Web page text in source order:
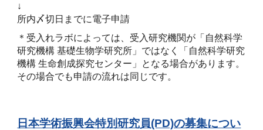
↓
所内〆切日までに電子申請
＊受入れラボによっては、受入研究機関が「自然科学
研究機構 基礎生物学研究所」ではなく「自然科学研究
機構 生命創成探究センター」となる場合があります。
その場合でも申請の流れは同じです。
日本学術振興会特別研究員(PD)の募集につい